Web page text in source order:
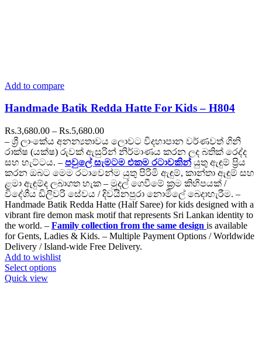
Add to compare
Handmade Batik Redda Hatte For Kids – H804
Rs.3,680.00 – Rs.5,680.00Price
range:
Rs.3,680.00
through
Rs.5,680.00
– ශ්‍රී ලාංකේය අනන්‍යතාවය ලොවට විදහාපාන වර්ණවත් ගිනි
රාක්ෂ (යක්ෂ) රුවක් ඇසුරින් නිර්මාණය කරන ලද බතික් රෙද්ද
සහ හැට්ටය. – පවුලේ සැමටම එකම රටාවකින් යුතු ඇඳුම් ප්‍රිය
කරන ඔබට මෙම රටාවෙන්ම යුතු පිරිමි ඇඳුම්, කාන්තා ඇඳුම් සහ
ළමා ඇඳුම්ද ලබාගත හැක – මුදල් ගෙවීමේ ක්‍රම කිහිපයක් /
විදේශීය ඩිලිවරි සේවය / දිවයිනපුරා නොමිලේ බෙදාහැරීම. –
Handmade Batik Redda Hatte (Half Saree) for kids designed with a
vibrant fire demon mask motif that represents Sri Lankan identity to
the world. – Family collection from the same design is available
for Gents, Ladies & Kids. – Multiple Payment Options / Worldwide
Delivery / Island-wide Free Delivery.
Add to wishlist
Select optionsThis
Quick view